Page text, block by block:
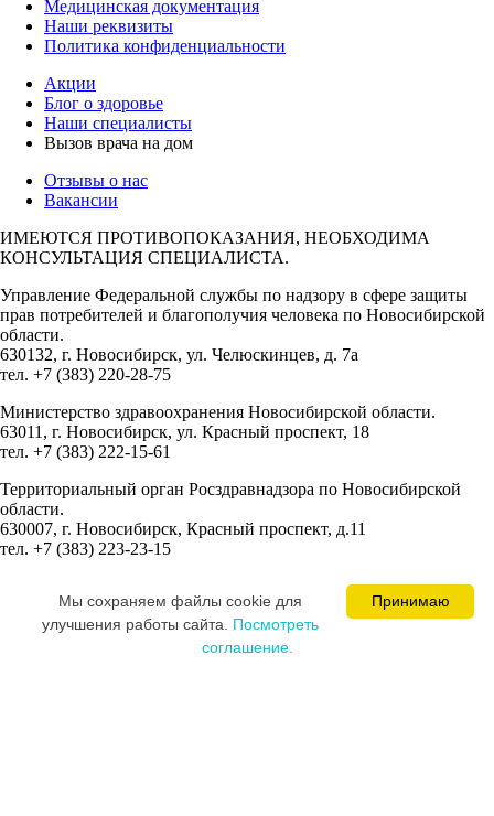
Медицинская документация
Наши реквизиты
Политика конфиденциальности
Акции
Блог о здоровье
Наши специалисты
Вызов врача на дом
Отзывы о нас
Вакансии
ИМЕЮТСЯ ПРОТИВОПОКАЗАНИЯ, НЕОБХОДИМА
КОНСУЛЬТАЦИЯ СПЕЦИАЛИСТА.
Управление Федеральной службы по надзору в сфере защиты
прав потребителей и благополучия человека по Новосибирской
области.
630132, г. Новосибирск, ул. Челюскинцев, д. 7а
тел. +7 (383) 220-28-75
Министерство здравоохранения Новосибирской области.
63011, г. Новосибирск, ул. Красный проспект, 18
тел. +7 (383) 222-15-61
Территориальный орган Росздравнадзора по Новосибирской
области.
630007, г. Новосибирск, Красный проспект, д.11
тел. +7 (383) 223-23-15
Ваминцева Марина Николаевна
Цевкалюк Юлия Ивановна
Принимаю
Мы cохраняем файлы cookie для
улучшения работы сайта. Посмотреть
соглашение.